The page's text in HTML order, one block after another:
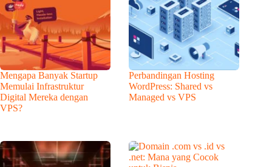
Mengapa Banyak Startup
Memulai Infrastruktur
Digital Mereka dengan
VPS?
Perbandingan Hosting
WordPress: Shared vs
Managed vs VPS